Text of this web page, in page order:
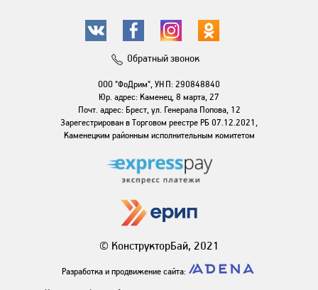
Обратный звонок
ООО "ФоДрим", УНП: 290848840
Юр. адрес: Каменец, 8 марта, 27
Почт. адрес: Брест, ул. Генерала Попова, 12
Зарегестрирован в Торговом реестре РБ 07.12.2021,
Каменецким районным исполнительным комитетом
© КонструкторБай, 2021
Разработка и продвижение сайта: